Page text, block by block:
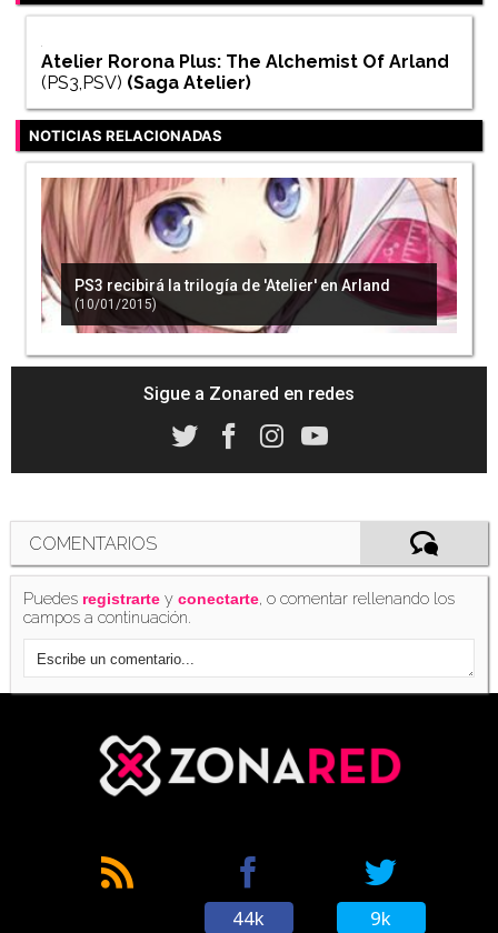
Atelier Rorona Plus: The Alchemist Of Arland
(PS3,PSV) (Saga Atelier)
NOTICIAS RELACIONADAS
PS3 recibirá la trilogía de 'Atelier' en Arland
(10/01/2015)
Sigue a Zonared en redes
COMENTARIOS
Puedes registrarte yconectarte, o comentar rellenando los
campos a continuación.
44k 9k